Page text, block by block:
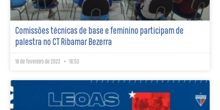
Comissões técnicas de base e feminino participam de
palestra no CT Ribamar Bezerra
18 de fevereiro de 2022 16:53